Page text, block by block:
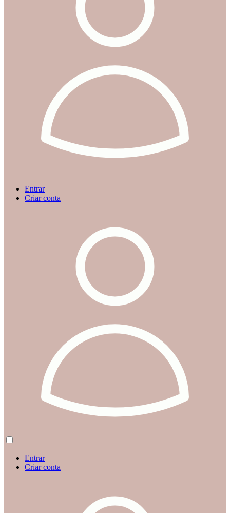
Entrar
Criar conta
Entrar
Criar conta